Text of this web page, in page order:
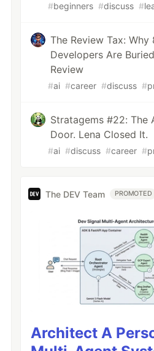
#beginners #discuss #
The Review Tax: Why
Developers Are
Review
#ai #career #discuss #
Stratagems #22: The
Door. Lena Closed It.
#ai #discuss #career #
The DEV Team PROMOTED
Architect A